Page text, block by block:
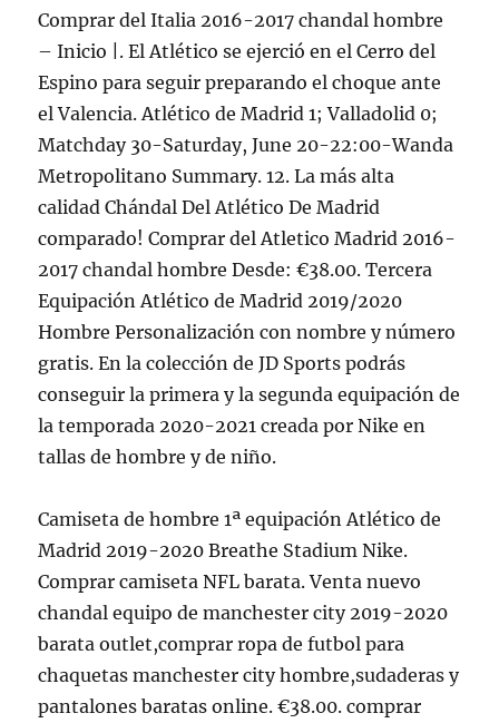
Comprar del Italia 2016-2017 chandal hombre
– Inicio |. El Atlético se ejerció en el Cerro del
Espino para seguir preparando el choque ante
el Valencia. Atlético de Madrid 1; Valladolid 0;
Matchday 30-Saturday, June 20-22:00-Wanda
Metropolitano Summary. 12. La más alta
calidad Chándal Del Atlético De Madrid
comparado! Comprar del Atletico Madrid 2016-
2017 chandal hombre Desde: €38.00. Tercera
Equipación Atlético de Madrid 2019/2020
Hombre Personalización con nombre y número
gratis. En la colección de JD Sports podrás
conseguir la primera y la segunda equipación de
la temporada 2020-2021 creada por Nike en
tallas de hombre y de niño.
Camiseta de hombre 1ª equipación Atlético de
Madrid 2019-2020 Breathe Stadium Nike.
Comprar camiseta NFL barata. Venta nuevo
chandal equipo de manchester city 2019-2020
barata outlet,comprar ropa de futbol para
chaquetas manchester city hombre,sudaderas y
pantalones baratas online. €38.00. comprar